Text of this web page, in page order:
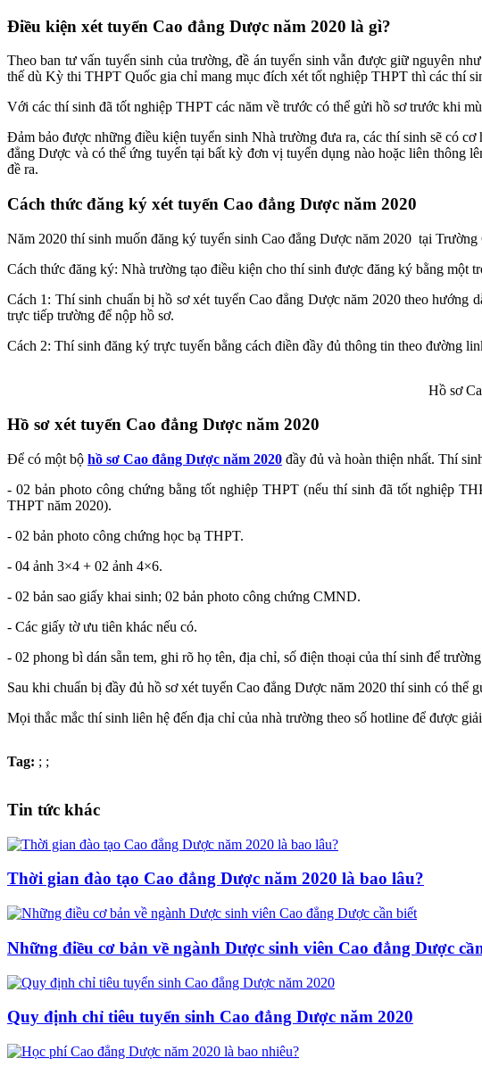
Điều kiện xét tuyển Cao đẳng Dược năm 2020 là gì?
Theo ban tư vấn tuyển sinh của trường, đề án tuyển sinh vẫn được giữ nguyên
thế dù Kỳ thi THPT Quốc gia chỉ mang mục đích xét tốt nghiệp THPT thì các thí
Với các thí sinh đã tốt nghiệp THPT các năm về trước có thể gửi hồ sơ trước khi
Đảm bảo được những điều kiện tuyển sinh Nhà trường đưa ra, các thí sinh sẽ có
đẳng Dược và có thể ứng tuyển tại bất kỳ đơn vị tuyển dụng nào hoặc liên thông
đề ra.
Cách thức đăng ký xét tuyển Cao đẳng Dược năm 2020
Năm 2020 thí sinh muốn đăng ký tuyển sinh Cao đẳng Dược năm 2020 tại
Cách thức đăng ký: Nhà trường tạo điều kiện cho thí sinh được đăng ký bằng một
Cách 1: Thí sinh chuẩn bị hồ sơ xét tuyển Cao đẳng Dược năm 2020 theo hướng
trực tiếp trường để nộp hồ sơ.
Cách 2: Thí sinh đăng ký trực tuyến bằng cách điền đầy đủ thông tin theo đường
Hồ sơ
Hồ sơ xét tuyển Cao đẳng Dược năm 2020
Để có một bộ hồ sơ Cao đẳng Dược năm 2020 đầy đủ và hoàn thiện nhất. Thí
- 02 bản photo công chứng bằng tốt nghiệp THPT (nếu thí sinh đã tốt nghiệp
THPT năm 2020).
- 02 bản photo công chứng học bạ THPT.
- 04 ảnh 3×4 + 02 ảnh 4×6.
- 02 bản sao giấy khai sinh; 02 bản photo công chứng CMND.
- Các giấy tờ ưu tiên khác nếu có.
- 02 phong bì dán sẵn tem, ghi rõ họ tên, địa chỉ, số điện thoại của thí sinh để
Sau khi chuẩn bị đầy đủ hồ sơ xét tuyển Cao đẳng Dược năm 2020 thí sinh có
Mọi thắc mắc thí sinh liên hệ đến địa chỉ của nhà trường theo số hotline để được
Tag: ; ;
Tin tức khác
Thời gian đào tạo Cao đẳng Dược năm 2020 là bao lâu?
Những điều cơ bản về ngành Dược sinh viên Cao đẳng Dược
Quy định chỉ tiêu tuyển sinh Cao đẳng Dược năm 2020